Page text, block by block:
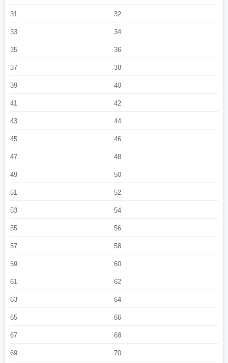
31 32
33 34
35 36
37 38
39 40
41 42
43 44
45 46
47 48
49 50
51 52
53 54
55 56
57 58
59 60
61 62
63 64
65 66
67 68
69 70